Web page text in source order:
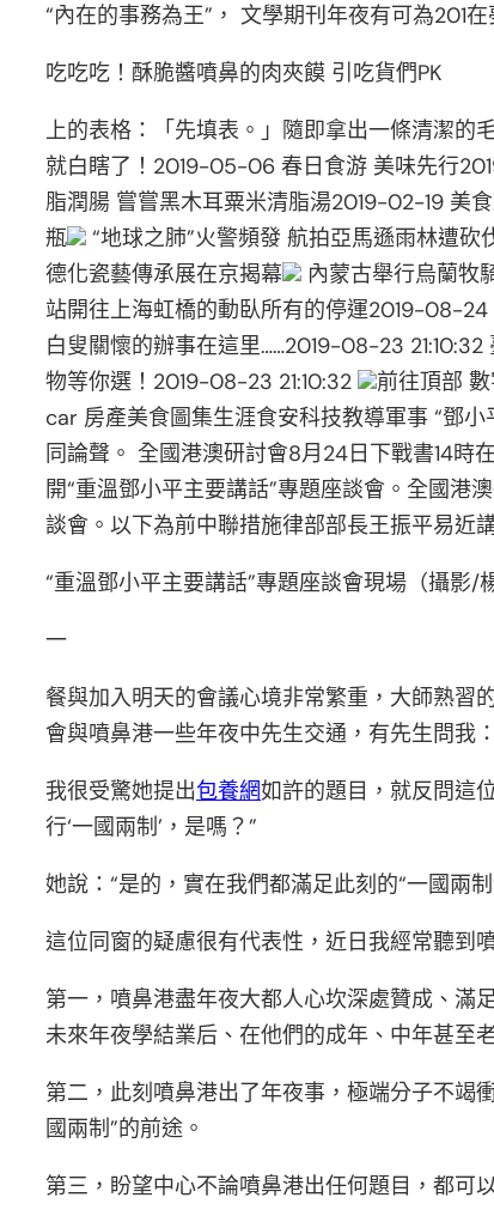
“內在的事務為王”， 文學期刊年夜有可為201
吃吃吃！酥脆醬噴鼻的肉夾饃 引吃貨們PK
上的表格：「先填表。」隨即拿出一條清潔的
就白瞎了！2019-05-06 春日食游 美味先行
脂潤腸 嘗嘗黑木耳粟米清脂湯2019-02-19 美
瓶
“地球之肺”火警頻發 航拍亞馬遜雨林遭砍
德化瓷藝傳承展在京揭幕
內蒙古舉行烏蘭牧
站開往上海虹橋的動臥所有的停運2019-08-24
白叟關懷的辦事在這里……2019-08-23
物等你選！2019-08-23 21:10:32
前往頂部
car 房產美食圖集生涯食安科技教導軍事 “鄧
同論聲。 ​全國港澳研討會8月24日下戰書14時
開“重溫鄧小平主要講話”專題座談會。全國
談會。以下為前中聯措施律部部長王振平易近
“重溫鄧小平主要講話”專題座談會現場（攝影/
一
餐與加入明天的會議心境非常繁重，大師熟習
會與噴鼻港一些年夜中先生交通，有先生問我
我很受驚她提出包養網如許的題目，就反問這
行‘一國兩制’，是嗎？”
她說：“是的，實在我們都滿足此刻的“一國兩
這位同窗的疑慮很有代表性，近日我經常聽到
第一，噴鼻港盡年夜大都人心坎深處贊成、滿
未來年夜學結業后、在他們的成年、中年甚至
第二，此刻噴鼻港出了年夜事，極端分子不竭
國兩制”的前途。
第三，盼望中心不論噴鼻港出任何題目，都可